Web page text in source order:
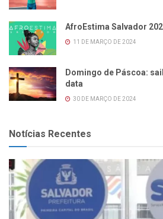
AfroEstima Salvador
11 DE MARÇO DE 2024
Domingo de Páscoa:
data
30 DE MARÇO DE 2024
Notícias Recentes